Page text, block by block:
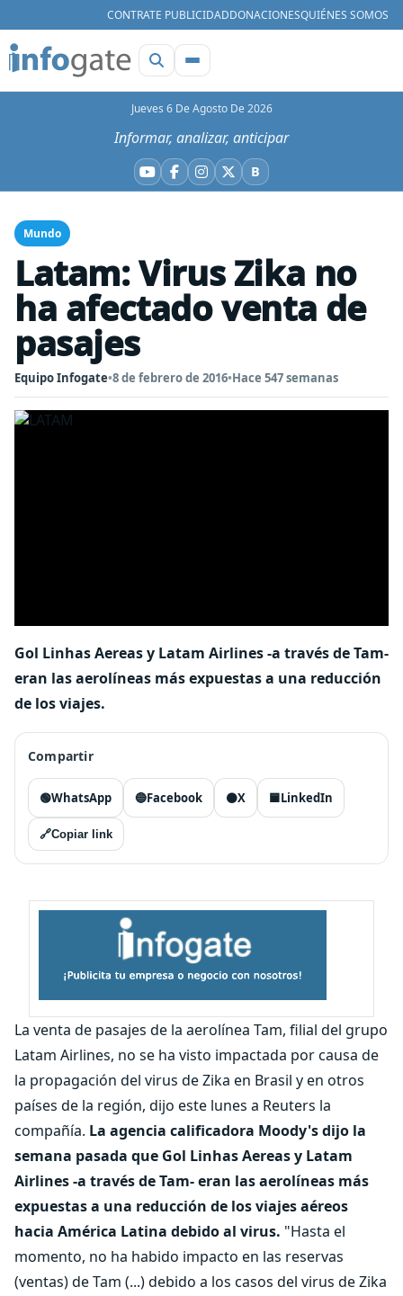
CONTRATE PUBLICIDADDONACIONESQUIÉNES SOMOS
Jueves 6 De Agosto De 2026
Informar, analizar, anticipar
YouTube
Facebook
Instagram
X BBluesky
Mundo
Latam: Virus Zika no
ha afectado venta de
pasajes
Equipo Infogate•8 de febrero de 2016•Hace 547 semanas
Gol Linhas Aereas y Latam Airlines -a través de Tam-
eran las aerolíneas más expuestas a una reducción
de los viajes.
Compartir
🟢WhatsApp 🔵Facebook ⚫X 🟦LinkedIn
🔗Copiar link
La venta de pasajes de la aerolínea Tam, filial del grupo
Latam Airlines, no se ha visto impactada por causa de
la propagación del virus de Zika en Brasil y en otros
países de la región, dijo este lunes a Reuters la
compañía. La agencia calificadora Moody's dijo la
semana pasada que Gol Linhas Aereas y Latam
Airlines -a través de Tam- eran las aerolíneas más
expuestas a una reducción de los viajes aéreos
hacia América Latina debido al virus. "Hasta el
momento, no ha habido impacto en las reservas
(ventas) de Tam (...) debido a los casos del virus de Zika